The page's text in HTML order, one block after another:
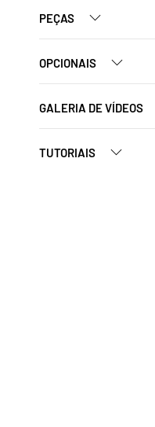
PEÇAS
OPCIONAIS
GALERIA DE VÍDEOS
TUTORIAIS